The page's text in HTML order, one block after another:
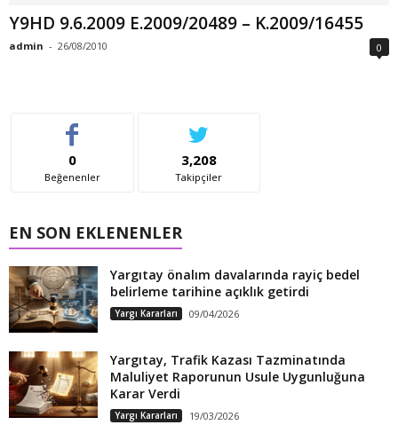
Y9HD 9.6.2009 E.2009/20489 – K.2009/16455
admin - 26/08/2010 0
0
Beğenenler
3,208
Takipçiler
EN SON EKLENENLER
Yargıtay önalım davalarında rayiç bedel
belirleme tarihine açıklık getirdi
Yargı Kararları 09/04/2026
Yargıtay, Trafik Kazası Tazminatında
Maluliyet Raporunun Usule Uygunluğuna
Karar Verdi
Yargı Kararları 19/03/2026